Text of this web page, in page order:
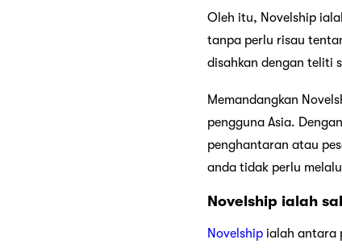
Oleh itu, Novelship
tanpa perlu risau
disahkan dengan teliti
Memandangkan
pengguna Asia.
penghantaran atau
anda tidak perlu
Novelship ialah
Novelship ialah antara